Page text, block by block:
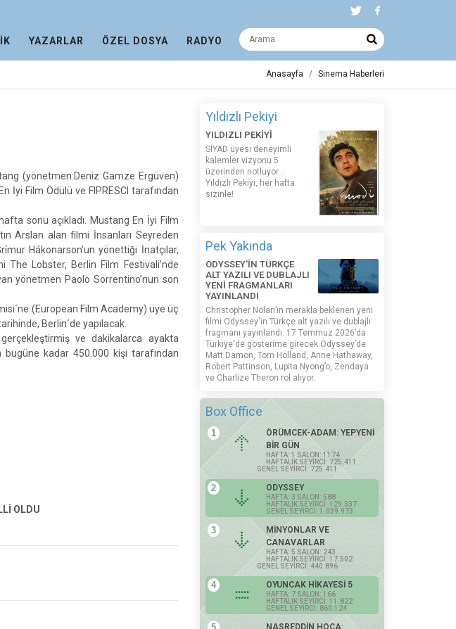
YAZARLAR ÖZEL DOSYA RADYO
Anasayfa Sinema Haberleri
(yönetmen:Deniz Gamze Ergüven)
İyi Film Ödülü ve FIPRESCI tarafından
sonu açıkladı. Mustang En İyi Film
Arslan alan filmi İnsanları Seyreden
Hákonarson’un yönettiği İnatçılar,
The Lobster, Berlin Film Festivali’nde
yönetmen Paolo Sorrentino’nun son
(European Film Academy) üye üç
Berlin´de yapılacak.
ve dakikalarca ayakta
bugüne kadar 450.000 kişi tarafından
OLDU
Yıldızlı Pekiyi
YILDIZLI PEKİYİ
SİYAD üyesi deneyimli
kalemler vizyonu 5
üzerinden notluyor...
Yıldızlı Pekiyi, her hafta
sizinle!
Pek Yakında
ODYSSEY'İN TÜRKÇE
ALT YAZILI VE DUBLAJLI
YENİ FRAGMANLARI
YAYINLANDI
Christopher Nolan’ın merakla beklenen yeni
filmi Odyssey'in Türkçe alt yazılı ve dublajlı
fragmanı yayınlandı. 17 Temmuz 2026’da
Türkiye'de gösterime girecek Odyssey’de
Matt Damon, Tom Holland, Anne Hathaway,
Robert Pattinson, Lupita Nyong’o, Zendaya
ve Charlize Theron rol alıyor.
Box Office
1
ÖRÜMCEK-ADAM: YEPYENİ
BİR GÜN
HAFTA: 1 SALON: 1174
HAFTALIK SEYİRCİ: 725.411
GENEL SEYİRCİ: 725.411
2 ODYSSEY
HAFTA: 3 SALON: 588
HAFTALIK SEYİRCİ: 129.337
GENEL SEYİRCİ: 1.039.973
3
MİNYONLAR VE
CANAVARLAR
HAFTA: 5 SALON: 243
HAFTALIK SEYİRCİ: 17.502
GENEL SEYİRCİ: 440.896
4 OYUNCAK HİKAYESİ 5
HAFTA: 7 SALON: 166
HAFTALIK SEYİRCİ: 11.822
GENEL SEYİRCİ: 860.124